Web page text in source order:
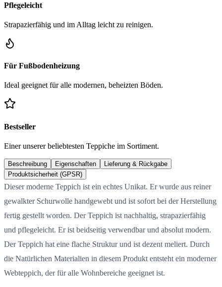
Pflegeleicht
Strapazierfähig und im Alltag leicht zu reinigen.
Für Fußbodenheizung
Ideal geeignet für alle modernen, beheizten Böden.
Bestseller
Einer unserer beliebtesten Teppiche im Sortiment.
Beschreibung Eigenschaften
Lieferung & Rückgabe
Produktsicherheit (GPSR)
Dieser moderne Teppich ist ein echtes Unikat. Er wurde aus reiner
gewalkter Schurwolle handgewebt und ist sofort bei der Herstellung
fertig gestellt worden. Der Teppich ist nachhaltig, strapazierfähig
und pflegeleicht. Er ist beidseitig verwendbar und absolut modern.
Der Teppich hat eine flache Struktur und ist dezent meliert. Durch
die Natürlichen Materialien in diesem Produkt entsteht ein moderner
Webteppich, der für alle Wohnbereiche geeignet ist.